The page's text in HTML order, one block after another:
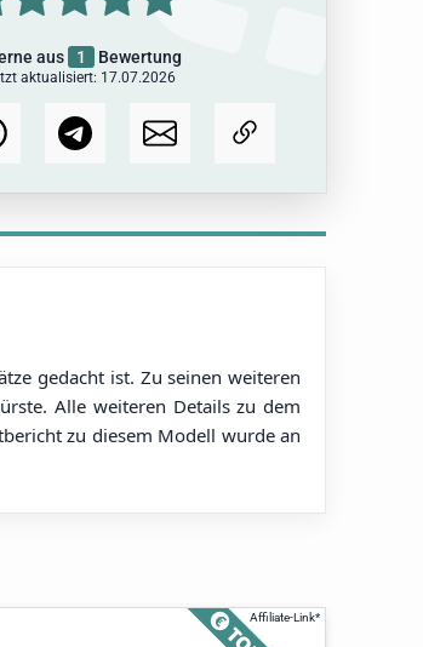
aus 1 Bewertung
aktualisiert: 17.07.2026
gedacht ist. Zu seinen weiteren
Alle weiteren Details zu dem
zu diesem Modell wurde an